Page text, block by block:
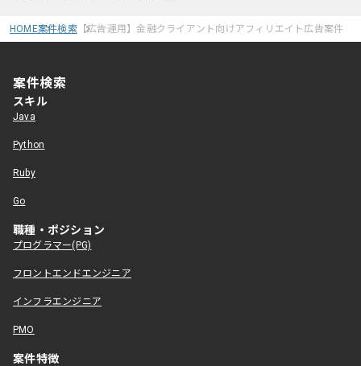
HOME案件検索【広告運用】金融クライアント向けアフィリエイト広告案件
案件検索
スキル
Java
Python
Ruby
Go
職種・ポジション
プログラマー(PG)
フロントエンドエンジニア
インフラエンジニア
PMO
案件特徴